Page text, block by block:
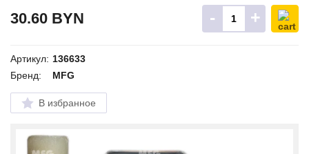
+375 (17) 373-97-09
+375 (29) 262-61-18
30.60 BYN - +
Артикул: 136633
Бренд:
MFG
В избранное